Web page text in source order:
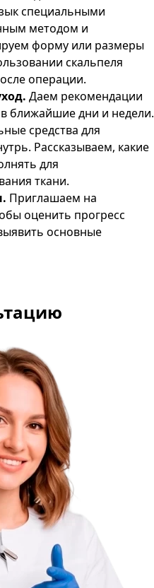
специальными
методом и
форму или размеры
скальпеля
операции.
Даем рекомендации
ближайшие дни и недели.
средства для
Рассказываем, какие
для
ткани.
Приглашаем на
оценить прогресс
основные